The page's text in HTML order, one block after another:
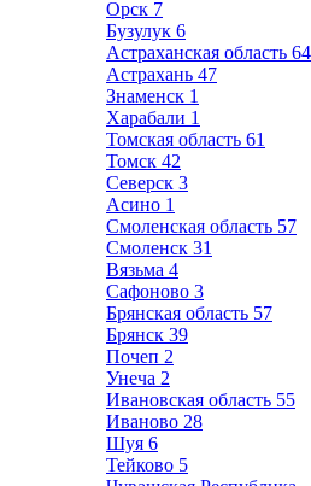
Орск 7
Бузулук 6
Астраханская область 64
Астрахань 47
Знаменск 1
Харабали 1
Томская область 61
Томск 42
Северск 3
Асино 1
Смоленская область 57
Смоленск 31
Вязьма 4
Сафоново 3
Брянская область 57
Брянск 39
Почеп 2
Унеча 2
Ивановская область 55
Иваново 28
Шуя 6
Тейково 5